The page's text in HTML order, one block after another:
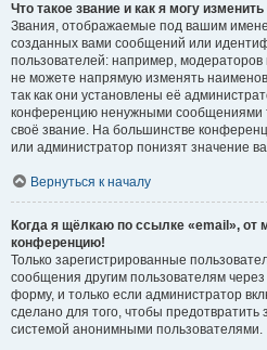
Что такое звание и как я могу изменить
Звания, отображаемые под вашим
созданных вами сообщений или
пользователей: например,
не можете напрямую изменять
так как они установлены её
конференцию ненужными сообщениями
своё звание. На большинстве
или администратор понизят значение
Вернуться к началу
Когда я щёлкаю по ссылке «email», от
конференцию!
Только зарегистрированные
сообщения другим пользователям
форму, и только если администратор
сделано для того, чтобы предотвратить
системой анонимными пользователями.